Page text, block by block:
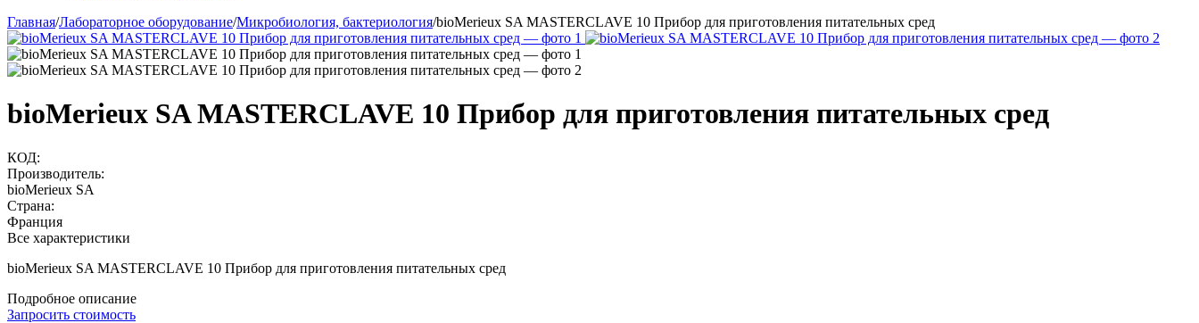
Главная/Лабораторное оборудование/Микробиология, бактериология/bioMerieux SA MASTERCLAVE 10 Прибор для приготовления питательных сред
bioMerieux SA MASTERCLAVE 10 Прибор для приготовления питательных сред
КОД:
Производитель:
bioMerieux SA
Страна:
Франция
Все характеристики
bioMerieux SA MASTERCLAVE 10 Прибор для приготовления питательных сред
Подробное описание
Запросить стоимость